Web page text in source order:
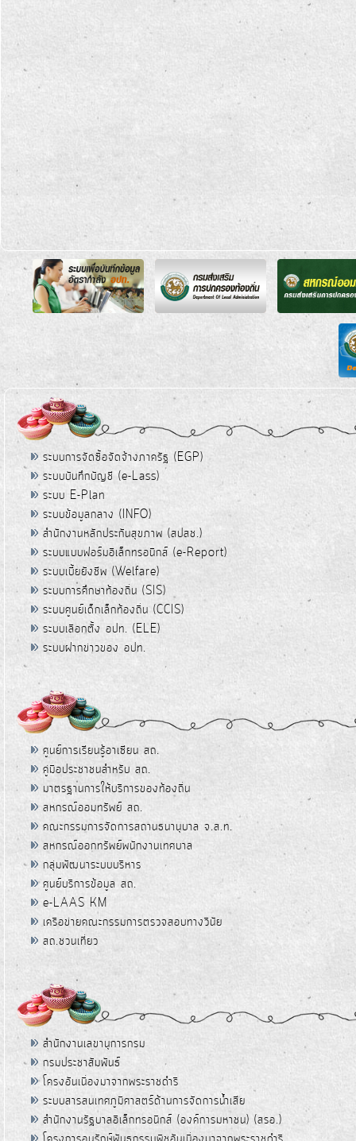
ระบบการจัดซื้อจัดจ้างภาครัฐ (EGP)
ระบบบันทึกบัญชี (e-Lass)
ระบบ E-Plan
ระบบข้อมูลกลาง (INFO)
สำนักงานหลักประกันสุขภาพ (สปสช.)
ระบบแบบฟอร์มอิเล็กทรอนิกส์ (e-Report)
ระบบเบี้ยยังชีพ (Welfare)
ระบบการศึกษาท้องถิ่น (SIS)
ระบบศูนย์เด็กเล็กท้องถิ่น (CCIS)
ระบบเลือกตั้ง อปท. (ELE)
ระบบฝากข่าวของ อปท.
ศูนย์การเรียนรู้อาเซียน สถ.
คู่มือประชาชนสำหรับ สถ.
มาตรฐานการให้บริการของท้องถิ่น
สหกรณ์ออมทรัพย์ สถ.
คณะกรรมการจัดการสถานธนานุบาล จ.ส.ท.
สหกรณ์ออกทรัพย์พนักงานเทศบาล
กลุ่มพัฒนาระบบบริหาร
ศูนย์บริการข้อมูล สถ.
e-LAAS KM
เครือข่ายคณะกรรมการตรวจสอบทางวินัย
สถ.ชวนเที่ยว
สำนักงานเลขานุการกรม
กรมประชาสัมพันธ์
โครงอันเนื่องมาจากพระราชดำริ
ระบบสารสนเทศภูมิศาสตร์ด้านการจัดการน้ำเสีย
สำนักงานรัฐบาลอิเล็กทรอนิกส์ (องค์การมหาชน) (สรอ.)